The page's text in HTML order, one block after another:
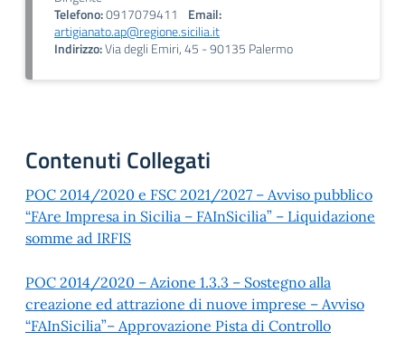
Telefono:0917079411
Email:
artigianato.ap@regione.sicilia.it
Indirizzo:Via degli Emiri, 45 - 90135 Palermo
Contenuti Collegati
POC 2014/2020 e FSC 2021/2027 – Avviso pubblico
“FAre Impresa in Sicilia – FAInSicilia” – Liquidazione
somme ad IRFIS
POC 2014/2020 – Azione 1.3.3 – Sostegno alla
creazione ed attrazione di nuove imprese – Avviso
“FAInSicilia”– Approvazione Pista di Controllo